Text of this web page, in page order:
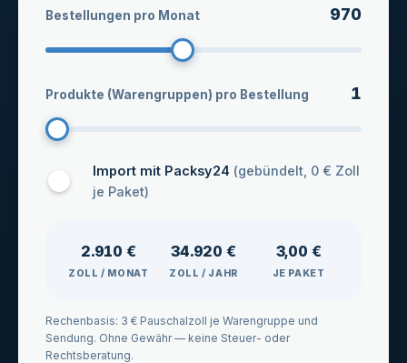
Bestellungen pro Monat 970
Produkte (Warengruppen) pro Bestellung 1
Import mit Packsy24 (gebündelt, 0 € Zoll
je Paket)
2.910 €
ZOLL / MONAT
34.920 €
ZOLL / JAHR
3,00 €
JE PAKET
Rechenbasis: 3 € Pauschalzoll je Warengruppe und
Sendung. Ohne Gewähr — keine Steuer- oder
Rechtsberatung.